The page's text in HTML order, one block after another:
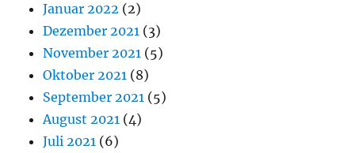
Januar 2022 (2)
Dezember 2021 (3)
November 2021 (5)
Oktober 2021 (8)
September 2021 (5)
August 2021 (4)
Juli 2021 (6)